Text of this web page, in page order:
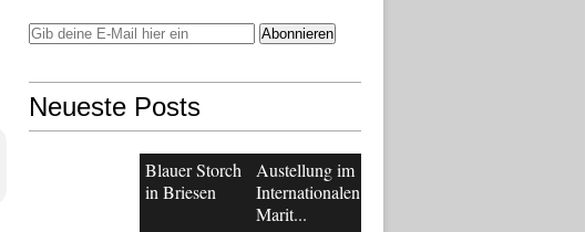
Neueste Posts
Blauer Storch
in Briesen
Austellung im
Internationalen
Marit...